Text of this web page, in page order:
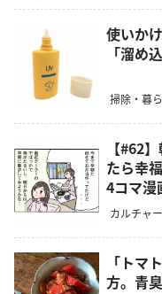
使いか
「溜め
掃除・暮
【#62
たら幸
4コマ漫
カルチャー
「トマ
方。青